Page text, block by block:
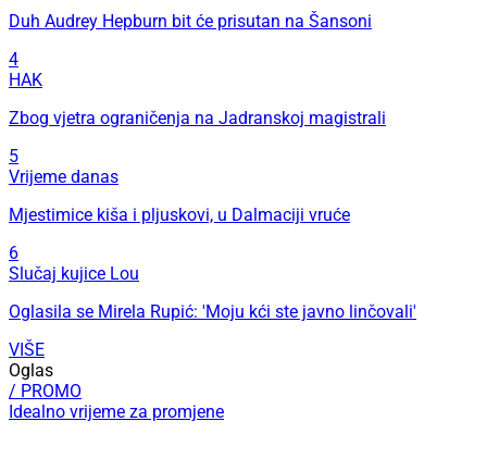
Duh Audrey Hepburn bit će prisutan na Šansoni
4
HAK
Zbog vjetra ograničenja na Jadranskoj magistrali
5
Vrijeme danas
Mjestimice kiša i pljuskovi, u Dalmaciji vruće
6
Slučaj kujice Lou
Oglasila se Mirela Rupić: 'Moju kći ste javno linčovali'
VIŠE
Oglas
/ PROMO
Idealno vrijeme za promjene